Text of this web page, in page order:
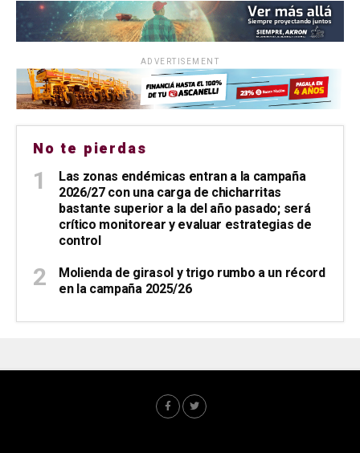
ADVERTISEMENT
No te pierdas
Las zonas endémicas entran a la campaña
2026/27 con una carga de chicharritas
bastante superior a la del año pasado; será
crítico monitorear y evaluar estrategias de
control
Molienda de girasol y trigo rumbo a un récord
en la campaña 2025/26